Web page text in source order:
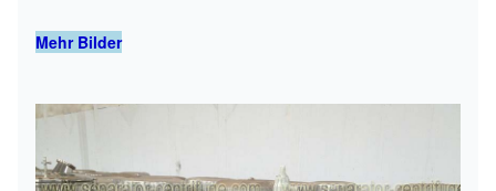
Mehr Bilder